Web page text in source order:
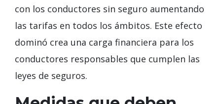
con los conductores sin seguro aumentando
las tarifas en todos los ámbitos. Este efecto
dominó crea una carga financiera para los
conductores responsables que cumplen las
leyes de seguros.